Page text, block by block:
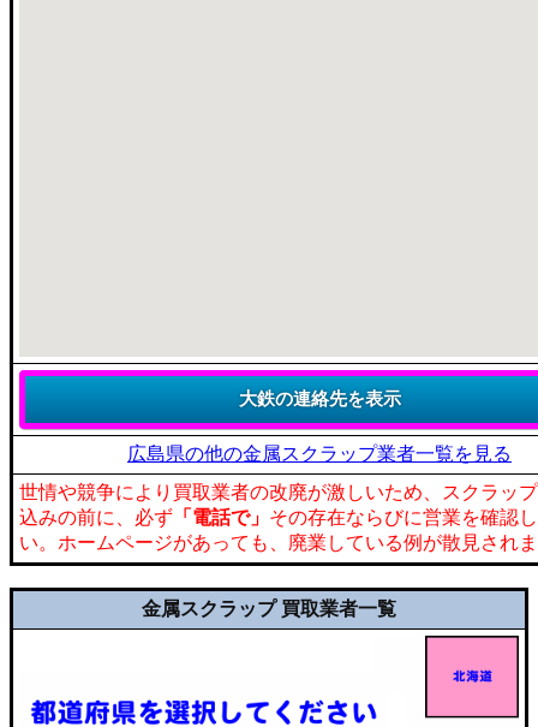
広島県の他の金属スクラップ業者一覧を見る
世情や競争により買取業者の改廃が激しいため、スクラッ
込みの前に、必ず 「電話で」 その存在ならびに営業を確認
い。ホームページがあっても、廃業している例が散見され
金属スクラップ 買取業者一覧